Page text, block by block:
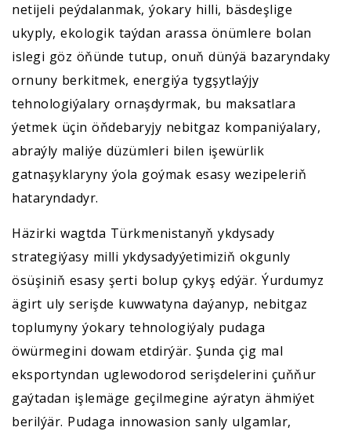
netijeli peýdalanmak, ýokary hilli, bäsdeşlige
ukyply, ekologik taýdan arassa önümlere bolan
islegi göz öňünde tutup, onuň dünýä bazaryndaky
ornuny berkitmek, energiýa tygşytlaýjy
tehnologiýalary ornaşdyrmak, bu maksatlara
ýetmek üçin öňdebaryjy nebitgaz kompaniýalary,
abraýly maliýe düzümleri bilen işewürlik
gatnaşyklaryny ýola goýmak esasy wezipeleriň
hataryndadyr.
Häzirki wagtda Türkmenistanyň ykdysady
strategiýasy milli ykdysadyýetimiziň okgunly
ösüşiniň esasy şerti bolup çykyş edýär. Ýurdumyz
ägirt uly serişde kuwwatyna daýanyp, nebitgaz
toplumyny ýokary tehnologiýaly pudaga
öwürmegini dowam etdirýär. Şunda çig mal
eksportyndan uglewodorod serişdelerini çuňňur
gaýtadan işlemäge geçilmegine aýratyn ähmiýet
berilýär. Pudaga innowasion sanly ulgamlar,